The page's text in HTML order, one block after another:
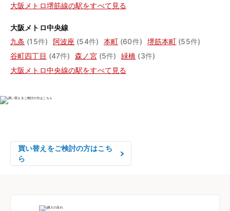
大阪メトロ堺筋線の駅をすべて見る
大阪メトロ中央線
九条 (15件) 阿波座 (54件) 本町 (60件) 堺筋本町 (55件)
谷町四丁目 (47件) 森ノ宮 (5件) 緑橋 (3件)
大阪メトロ中央線の駅をすべて見る
買い替えをご検討の方はこち
ら